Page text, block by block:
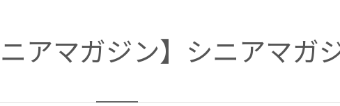
アマガジン】シニアマガ